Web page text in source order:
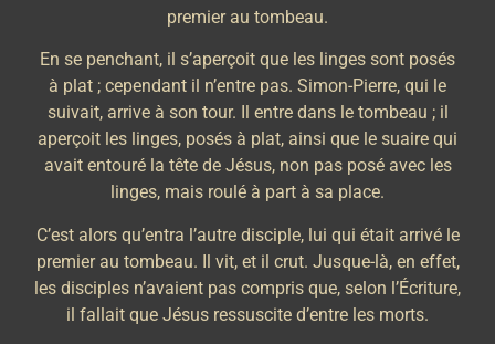
premier au tombeau.
En se penchant, il s’aperçoit que les linges sont posés
à plat ; cependant il n’entre pas. Simon-Pierre, qui le
suivait, arrive à son tour. Il entre dans le tombeau ; il
aperçoit les linges, posés à plat, ainsi que le suaire qui
avait entouré la tête de Jésus, non pas posé avec les
linges, mais roulé à part à sa place.
C’est alors qu’entra l’autre disciple, lui qui était arrivé le
premier au tombeau. Il vit, et il crut. Jusque-là, en effet,
les disciples n’avaient pas compris que, selon l’Écriture,
il fallait que Jésus ressuscite d’entre les morts.